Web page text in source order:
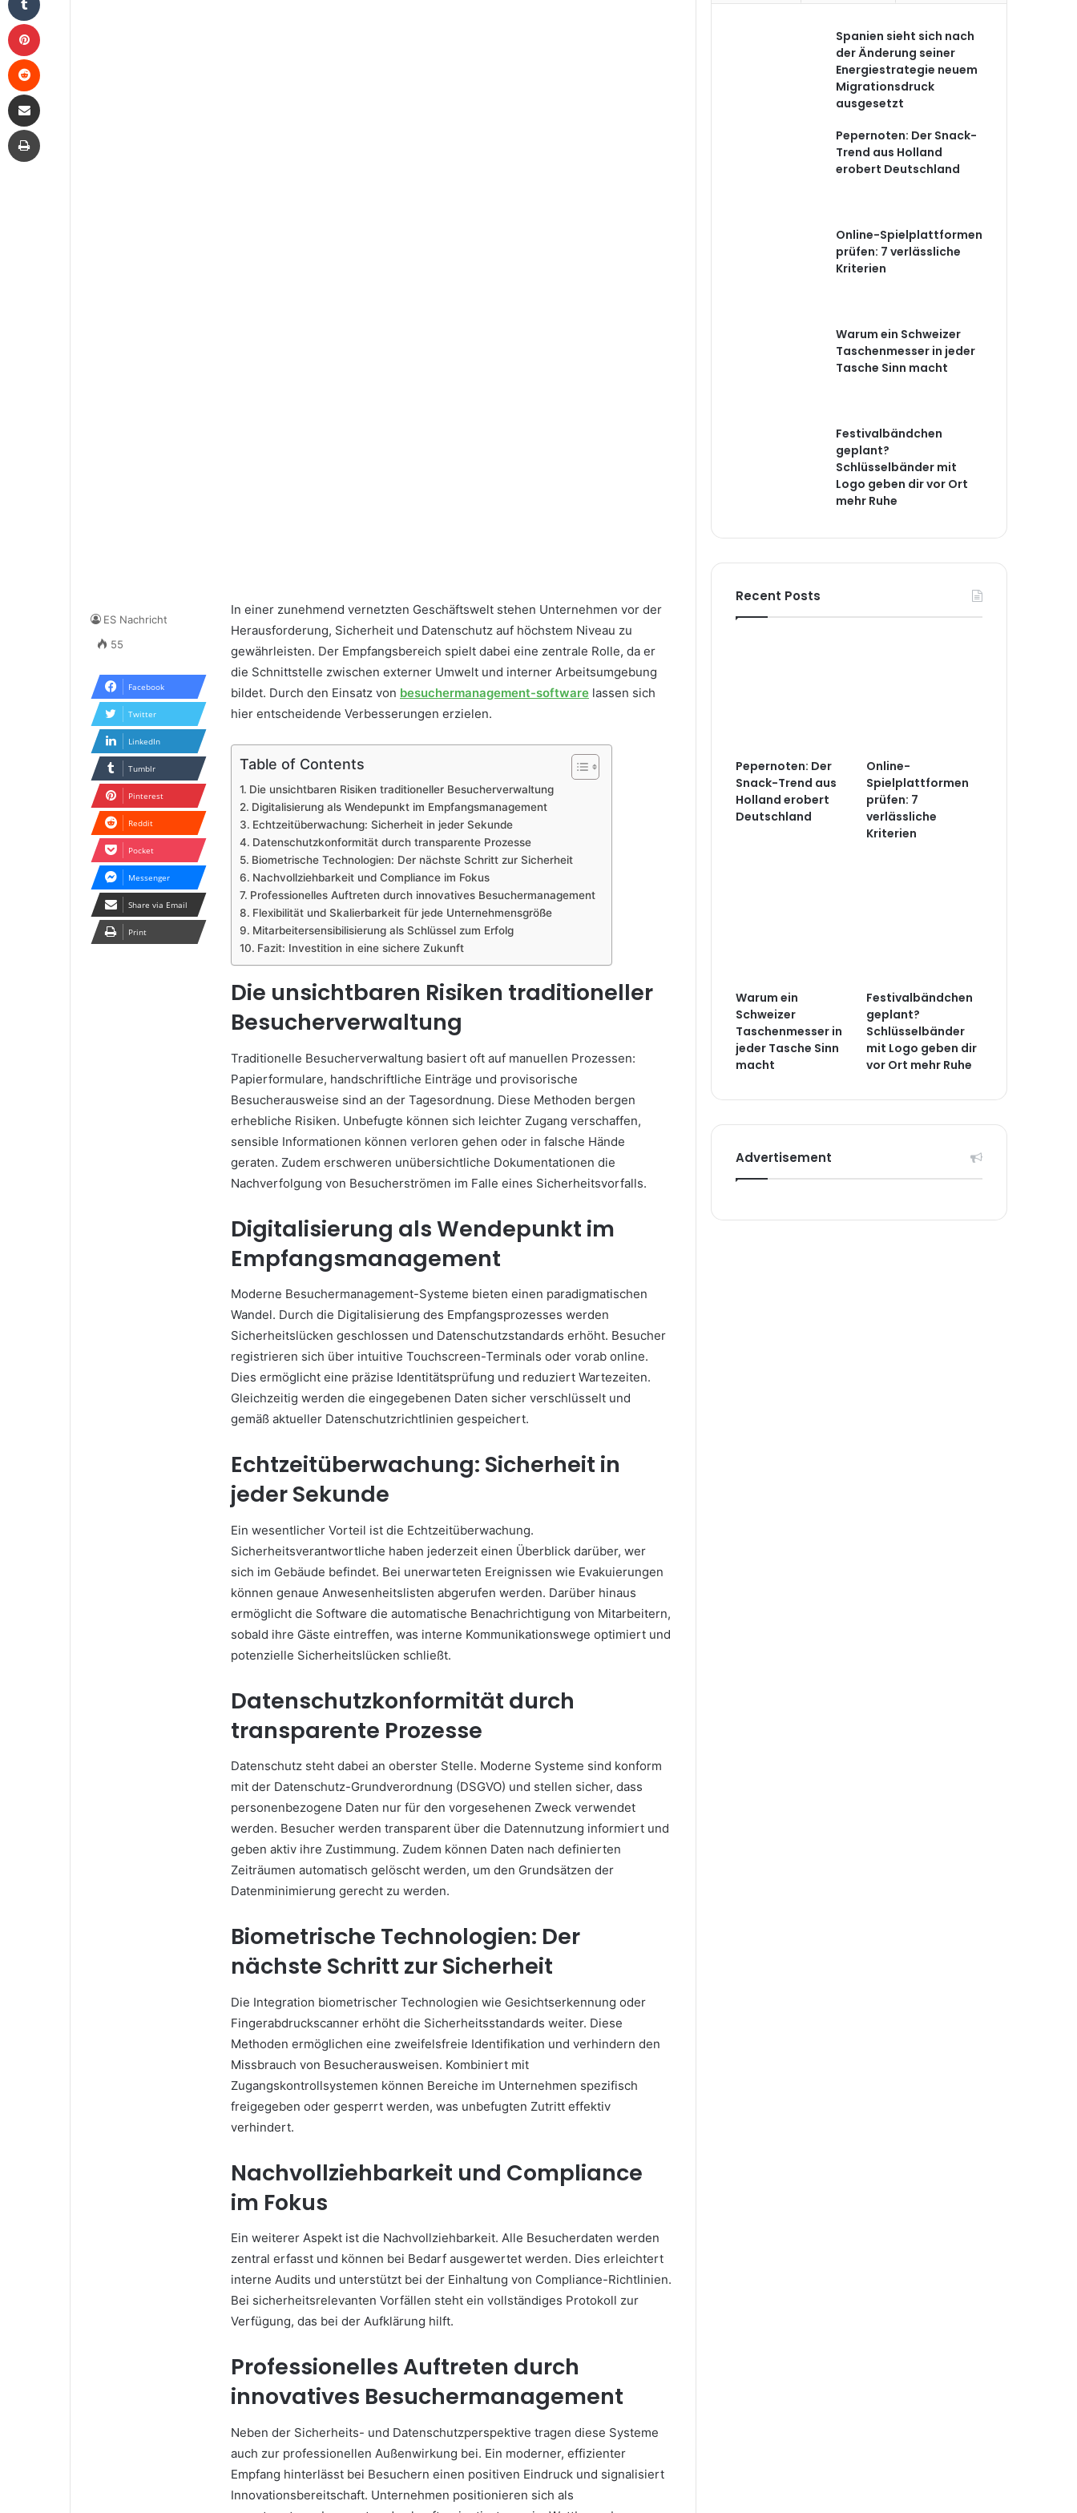
In einer zunehmend vernetzten Geschäftswelt stehen Unternehmen vor der
Herausforderung, Sicherheit und Datenschutz auf höchstem Niveau zu
gewährleisten. Der Empfangsbereich spielt dabei eine zentrale Rolle, da er
die Schnittstelle zwischen externer Umwelt und interner Arbeitsumgebung
bildet. Durch den Einsatz von besuchermanagement-software lassen sich
hier entscheidende Verbesserungen erzielen.
Table of Contents
Die unsichtbaren Risiken traditioneller Besucherverwaltung
Digitalisierung als Wendepunkt im Empfangsmanagement
Echtzeitüberwachung: Sicherheit in jeder Sekunde
Datenschutzkonformität durch transparente Prozesse
Biometrische Technologien: Der nächste Schritt zur Sicherheit
Nachvollziehbarkeit und Compliance im Fokus
Professionelles Auftreten durch innovatives Besuchermanagement
Flexibilität und Skalierbarkeit für jede Unternehmensgröße
Mitarbeitersensibilisierung als Schlüssel zum Erfolg
Fazit: Investition in eine sichere Zukunft
Die unsichtbaren Risiken traditioneller
Besucherverwaltung
Traditionelle Besucherverwaltung basiert oft auf manuellen Prozessen:
Papierformulare, handschriftliche Einträge und provisorische
Besucherausweise sind an der Tagesordnung. Diese Methoden bergen
erhebliche Risiken. Unbefugte können sich leichter Zugang verschaffen,
sensible Informationen können verloren gehen oder in falsche Hände
geraten. Zudem erschweren unübersichtliche Dokumentationen die
Nachverfolgung von Besucherströmen im Falle eines Sicherheitsvorfalls.
Digitalisierung als Wendepunkt im
Empfangsmanagement
Moderne Besuchermanagement-Systeme bieten einen paradigmatischen
Wandel. Durch die Digitalisierung des Empfangsprozesses werden
Sicherheitslücken geschlossen und Datenschutzstandards erhöht. Besucher
registrieren sich über intuitive Touchscreen-Terminals oder vorab online.
Dies ermöglicht eine präzise Identitätsprüfung und reduziert Wartezeiten.
Gleichzeitig werden die eingegebenen Daten sicher verschlüsselt und
gemäß aktueller Datenschutzrichtlinien gespeichert.
Echtzeitüberwachung: Sicherheit in
jeder Sekunde
Ein wesentlicher Vorteil ist die Echtzeitüberwachung.
Sicherheitsverantwortliche haben jederzeit einen Überblick darüber, wer
sich im Gebäude befindet. Bei unerwarteten Ereignissen wie Evakuierungen
können genaue Anwesenheitslisten abgerufen werden. Darüber hinaus
ermöglicht die Software die automatische Benachrichtigung von Mitarbeitern,
sobald ihre Gäste eintreffen, was interne Kommunikationswege optimiert und
potenzielle Sicherheitslücken schließt.
Datenschutzkonformität durch
transparente Prozesse
Datenschutz steht dabei an oberster Stelle. Moderne Systeme sind konform
mit der Datenschutz-Grundverordnung (DSGVO) und stellen sicher, dass
personenbezogene Daten nur für den vorgesehenen Zweck verwendet
werden. Besucher werden transparent über die Datennutzung informiert und
geben aktiv ihre Zustimmung. Zudem können Daten nach definierten
Zeiträumen automatisch gelöscht werden, um den Grundsätzen der
Datenminimierung gerecht zu werden.
Biometrische Technologien: Der
nächste Schritt zur Sicherheit
Die Integration biometrischer Technologien wie Gesichtserkennung oder
Fingerabdruckscanner erhöht die Sicherheitsstandards weiter. Diese
Methoden ermöglichen eine zweifelsfreie Identifikation und verhindern den
Missbrauch von Besucherausweisen. Kombiniert mit
Zugangskontrollsystemen können Bereiche im Unternehmen spezifisch
freigegeben oder gesperrt werden, was unbefugten Zutritt effektiv
verhindert.
Nachvollziehbarkeit und Compliance
im Fokus
Ein weiterer Aspekt ist die Nachvollziehbarkeit. Alle Besucherdaten werden
zentral erfasst und können bei Bedarf ausgewertet werden. Dies erleichtert
interne Audits und unterstützt bei der Einhaltung von Compliance-Richtlinien.
Bei sicherheitsrelevanten Vorfällen steht ein vollständiges Protokoll zur
Verfügung, das bei der Aufklärung hilft.
Professionelles Auftreten durch
innovatives Besuchermanagement
Neben der Sicherheits- und Datenschutzperspektive tragen diese Systeme
auch zur professionellen Außenwirkung bei. Ein moderner, effizienter
Empfang hinterlässt bei Besuchern einen positiven Eindruck und signalisiert
Innovationsbereitschaft. Unternehmen positionieren sich als
ES Nachricht
55
Facebook
Twitter
LinkedIn
Tumblr
Pinterest
Reddit
Pocket
Messenger
Share via Email
Print
Spanien sieht sich nach
der Änderung seiner
Energiestrategie neuem
Migrationsdruck
ausgesetzt
Pepernoten: Der Snack-
Trend aus Holland
erobert Deutschland
Online-Spielplattformen
prüfen: 7 verlässliche
Kriterien
Warum ein Schweizer
Taschenmesser in jeder
Tasche Sinn macht
Festivalbändchen
geplant?
Schlüsselbänder mit
Logo geben dir vor Ort
mehr Ruhe
Recent Posts
Pepernoten: Der
Snack-Trend aus
Holland erobert
Deutschland
Online-
Spielplattformen
prüfen: 7
verlässliche
Kriterien
Warum ein
Schweizer
Taschenmesser in
jeder Tasche Sinn
macht
Festivalbändchen
geplant?
Schlüsselbänder
mit Logo geben dir
vor Ort mehr Ruhe
Advertisement